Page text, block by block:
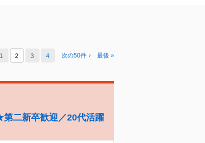
1 2 3 4 次の50件 最後
二新卒歓迎／20代活躍